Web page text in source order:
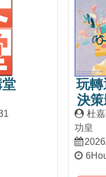
玩
決
杜
功皇